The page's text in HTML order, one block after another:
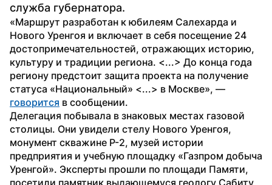
служба губернатора.
«Маршрут разработан к юбилеям Салехарда и
Нового Уренгоя и включает в себя посещение 24
достопримечательностей, отражающих историю,
культуру и традиции региона. <...> До конца года
региону предстоит защита проекта на получение
говорится в сообщении.
Делегация побывала в знаковых местах газовой
столицы. Они увидели стелу Нового Уренгоя,
монумент скважине Р-2, музей истории
предприятия и учебную площадку «Газпром добыча
Уренгой». Эксперты прошли по площади Памяти,
посетили памятник выдающемуся геологу Сабиту